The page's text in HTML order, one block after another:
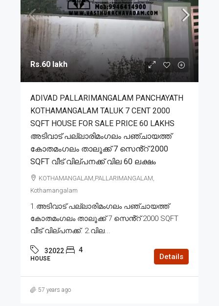
Rs.60 lakh
ADIVAD PALLARIMANGALAM PANCHAYATH
KOTHAMANGALAM TALUK 7 CENT 2000
SQFT HOUSE FOR SALE PRICE 60 LAKHS
അടിവാട് പല്ലാരിമംഗലം പഞ്ചായത്ത്
കോതമംഗലം താലൂക്ക് 7 സെൻ്റ് 2000
SQFT വീട് വില്പനക്ക് വില 60 ലക്ഷം
KOTHAMANGALAM,PALLARIMANGALAM,
Kothamangalam
1.അടിവാട് പല്ലാരിമംഗലം പഞ്ചായത്ത്
കോതമംഗലം താലൂക്ക് 7 സെൻ്റ് 2000 SQFT
വീട് വില്പനക്ക്. 2.വില...
32022 4
HOUSE Details
57 years ago